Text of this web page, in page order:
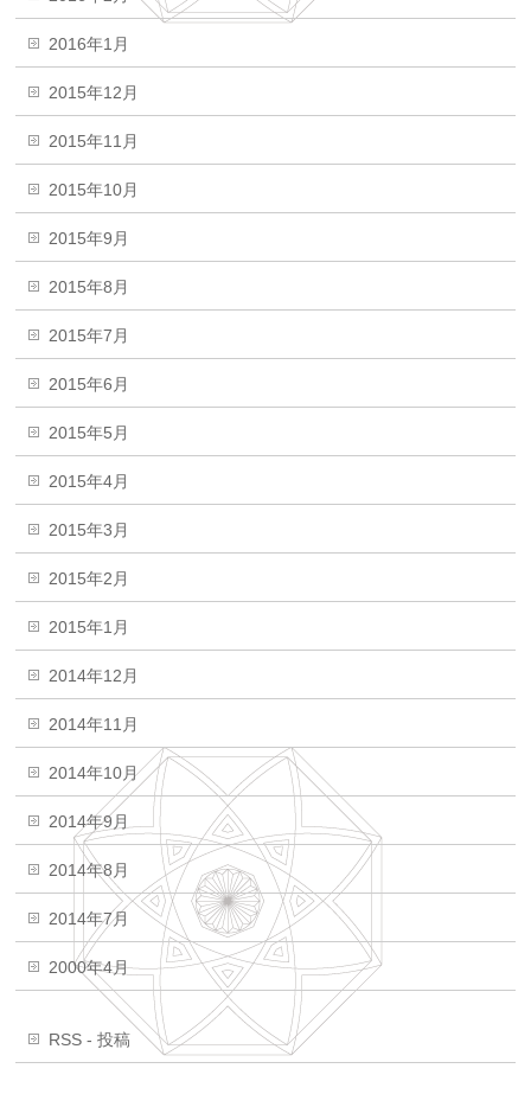
2016年1月
2015年12月
2015年11月
2015年10月
2015年9月
2015年8月
2015年7月
2015年6月
2015年5月
2015年4月
2015年3月
2015年2月
2015年1月
2014年12月
2014年11月
2014年10月
2014年9月
2014年8月
2014年7月
2000年4月
RSS - 投稿